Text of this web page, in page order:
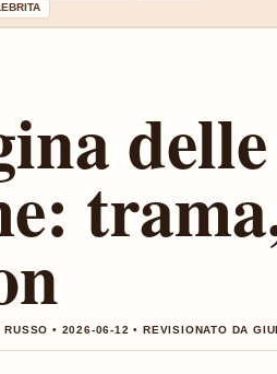
delle
RUSSO • 2026-06-12 • REVISIONATO DA